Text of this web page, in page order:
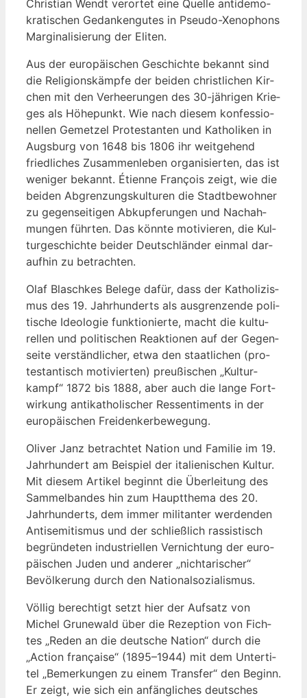
Chris­ti­an Wendt ver­or­tet eine Quel­le anti­de­mo­
kra­ti­schen Gedan­ken­gu­tes in Pseu­do-Xeno­phons
Mar­gi­na­li­sie­rung der Eliten.
Aus der euro­päi­schen Geschich­te bekannt sind
die Reli­gi­ons­kämp­fe der bei­den christ­li­chen Kir­
chen mit den Ver­hee­run­gen des 30-jäh­ri­gen Krie­
ges als Höhe­punkt. Wie nach die­sem kon­fes­sio­
nel­len Gemet­zel Pro­tes­tan­ten und Katho­li­ken in
Augs­burg von 1648 bis 1806 ihr weit­ge­hend
fried­li­ches Zusam­men­le­ben orga­ni­sier­ten, das ist
weni­ger bekannt. Éti­en­ne Fran­çois zeigt, wie die
bei­den Abgren­zungs­kul­tu­ren die Stadt­be­woh­ner
zu gegen­sei­ti­gen Abkup­fe­run­gen und Nach­ah­
mun­gen führ­ten. Das könn­te moti­vie­ren, die Kul­
tur­ge­schich­te bei­der Deutsch­län­der ein­mal dar­
auf­hin zu betrachten.
Olaf Blasch­kes Bele­ge dafür, dass der Katho­li­zis­
mus des 19. Jahr­hun­derts als aus­gren­zen­de poli­
ti­sche Ideo­lo­gie funk­tio­nier­te, macht die kul­tu­
rel­len und poli­ti­schen Reak­tio­nen auf der Gegen­
sei­te ver­ständ­li­cher, etwa den staat­li­chen (pro­
tes­tan­tisch moti­vier­ten) preu­ßi­schen „Kul­tur­
kampf“ 1872 bis 1888, aber auch die lan­ge Fort­
wir­kung anti­ka­tho­li­scher Res­sen­ti­ments in der
euro­päi­schen Freidenkerbewegung.
Oli­ver Janz betrach­tet Nati­on und Fami­lie im 19.
Jahr­hun­dert am Bei­spiel der ita­lie­ni­schen Kul­tur.
Mit die­sem Arti­kel beginnt die Über­lei­tung des
Sam­mel­ban­des hin zum Haupt­the­ma des 20.
Jahr­hun­derts, dem immer mili­tan­ter wer­den­den
Anti­se­mi­tis­mus und der schließ­lich ras­sis­tisch
begrün­de­ten indus­tri­el­len Ver­nich­tung der euro­
päi­schen Juden und ande­rer „nicht­ari­scher“
Bevöl­ke­rung durch den Nationalsozialismus.
Völ­lig berech­tigt setzt hier der Auf­satz von
Michel Gru­ne­wald über die Rezep­ti­on von Fich­
tes „Reden an die deut­sche Nati­on“ durch die
„Action fran­çai­se“ (1895–1944) mit dem Unter­ti­
tel „Bemer­kun­gen zu einem Trans­fer“ den Beginn.
Er zeigt, wie sich ein anfäng­li­ches deut­sches